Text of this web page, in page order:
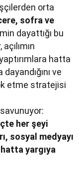
orta
sofra ve
dayattığı bu
hatta
ve
etme stratejisi
her şeyi
sosyal medyayı
yargıya